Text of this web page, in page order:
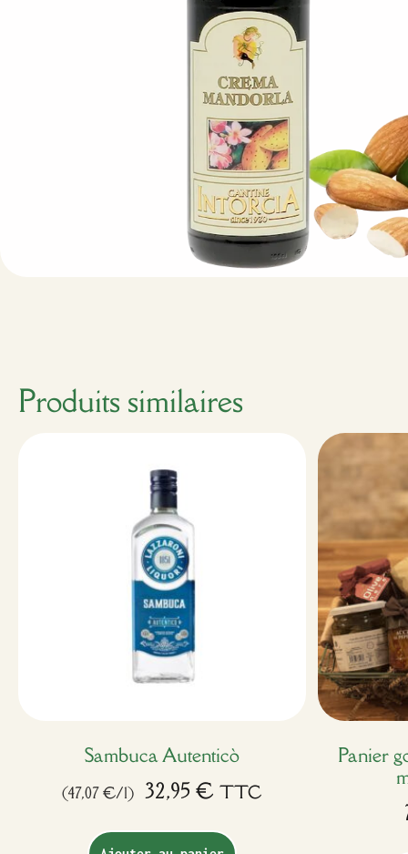
Produits similaires
Sambuca Autenticò
(47,07 €/l) 32,95€ TTC
Panier